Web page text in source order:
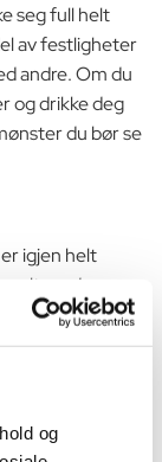
og
seg full helt
av festligheter
andre. Om du
og drikke deg
du bør se
igjen helt
alt med
Når det er
noe å feire
drikke, men
om du fant